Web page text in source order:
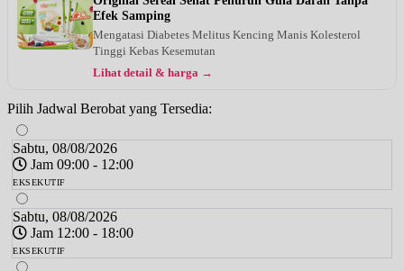
Efek Samping
Mengatasi Diabetes Melitus Kencing Manis Kolesterol
Tinggi Kebas Kesemutan
Lihat detail & harga →
Pilih Jadwal Berobat yang Tersedia:
Sabtu, 08/08/2026
Jam 09:00 - 12:00
EKSEKUTIF
Sabtu, 08/08/2026
Jam 12:00 - 18:00
EKSEKUTIF